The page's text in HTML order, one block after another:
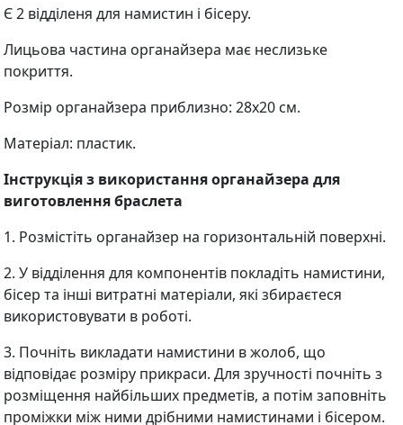
Є 2 відділеня для намистин і бісеру.
Лицьова частина органайзера має неслизьке
покриття.
Розмір органайзера приблизно: 28х20 см.
Матеріал: пластик.
Інструкція з використання органайзера для
виготовлення браслета
1. Розмістіть органайзер на горизонтальній поверхні.
2. У відділення для компонентів покладіть намистини,
бісер та інші витратні матеріали, які збираєтеся
використовувати в роботі.
3. Почніть викладати намистини в жолоб, що
відповідає розміру прикраси. Для зручності почніть з
розміщення найбільших предметів, а потім заповніть
проміжки між ними дрібними намистинами і бісером.